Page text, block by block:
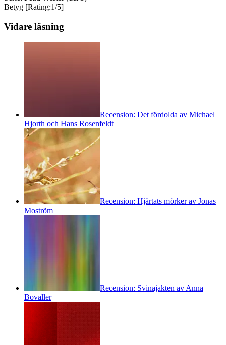
Betyg [Rating:1/5]
Vidare läsning
Recension: Det fördolda av Michael
Hjorth och Hans Rosenfeldt
Recension: Hjärtats mörker av Jonas
Moström
Recension: Svinajakten av Anna
Bovaller